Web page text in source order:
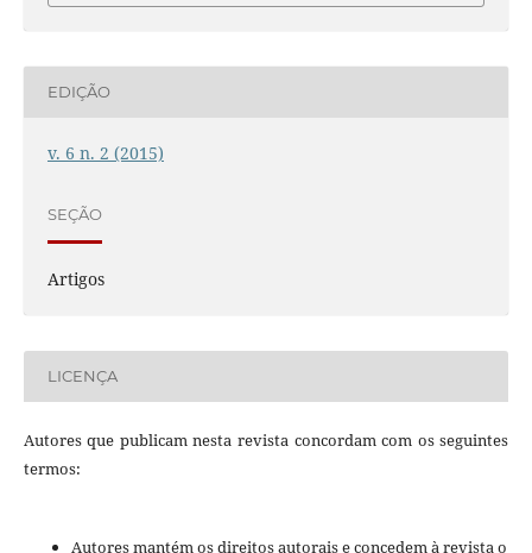
EDIÇÃO
v. 6 n. 2 (2015)
SEÇÃO
Artigos
LICENÇA
Autores que publicam nesta revista concordam com os seguintes
termos:
Autores mantém os direitos autorais e concedem à revista o